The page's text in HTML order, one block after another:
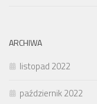
ARCHIWA
listopad 2022
październik 2022